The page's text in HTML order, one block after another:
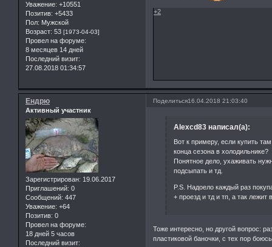
Уважение: +10551
Позитив: +5433
Пол: Мужской
Возраст: 53 [1973-04-03]
Провел на форуме:
8 месяцев 14 дней
Последний визит:
27.08.2018 01:34:57
+2
Поделиться16.04.2018 21:03:40
Ендрю
Активный участник
Зарегистрирован: 19.06.2017
Приглашений: 0
Сообщений: 447
Уважение: +64
Позитив: 0
Провел на форуме:
18 дней 5 часов
Последний визит:
Alexcd83 написал(а):
Вот к примеру, если купить
конца сезона в холодильнике?
Понятное дело, ухаживать
подсыпать и тд.
P.S. Надоело каждый раз
+ проезд и тд и тп, а так лежит
Тоже интересно, но другой вопрос:
пластиковой баночки, с тех пор